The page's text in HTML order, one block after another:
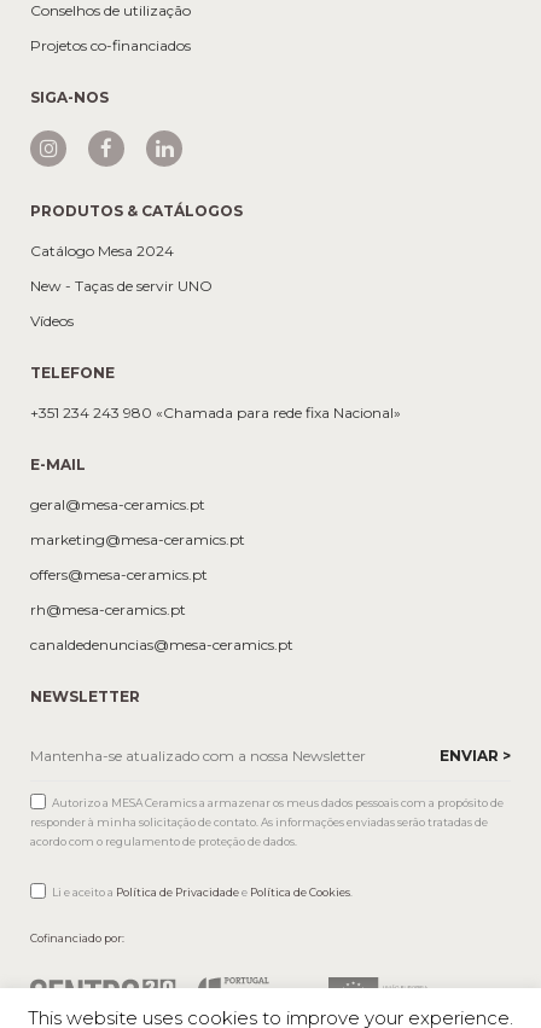
Conselhos de utilização
Projetos co-financiados
SIGA-NOS
PRODUTOS & CATÁLOGOS
Catálogo Mesa 2024
New - Taças de servir UNO
Vídeos
TELEFONE
+351 234 243 980 «Chamada para rede fixa Nacional»
E-MAIL
geral@mesa-ceramics.pt
marketing@mesa-ceramics.pt
offers@mesa-ceramics.pt
rh@mesa-ceramics.pt
canaldedenuncias@mesa-ceramics.pt
NEWSLETTER
Autorizo a MESA Ceramics a armazenar os meus dados pessoais com a propósito de
responder à minha solicitação de contato. As informações enviadas serão tratadas de
acordo com o regulamento de proteção de dados.
Li e aceito a Política de Privacidadee Política de Cookies
Cofinanciado por:
This website uses cookies to improve your experience.